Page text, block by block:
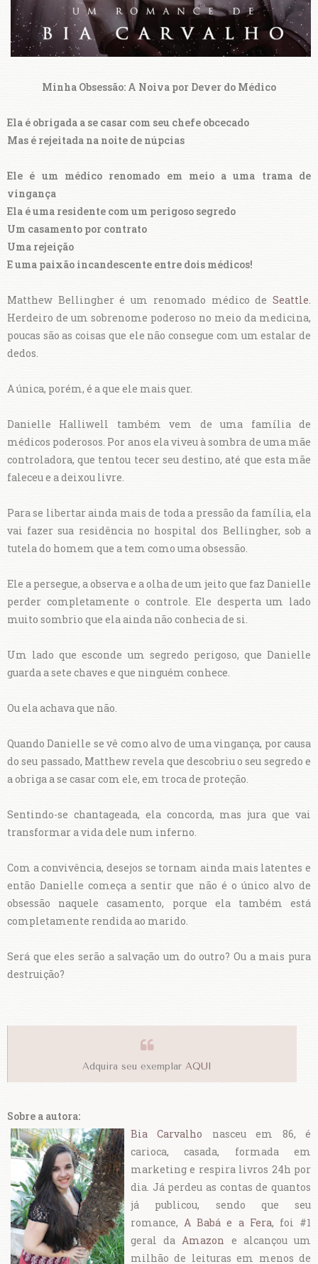
Minha Obsessão: A Noiva por Dever do Médico
Ela é obrigada a se casar com seu chefe obcecado
Mas é rejeitada na noite de núpcias
Ele é um médico renomado em meio a uma trama de
vingança
Ela é uma residente com um perigoso segredo
Um casamento por contrato
Uma rejeição
E uma paixão incandescente entre dois médicos!
Matthew Bellingher é um renomado médico de Seattle.
Herdeiro de um sobrenome poderoso no meio da medicina,
poucas são as coisas que ele não consegue com um estalar de
dedos.
A única, porém, é a que ele mais quer.
Danielle Halliwell também vem de uma família de
médicos poderosos. Por anos ela viveu à sombra de uma mãe
controladora, que tentou tecer seu destino, até que esta mãe
faleceu e a deixou livre.
Para se libertar ainda mais de toda a pressão da família, ela
vai fazer sua residência no hospital dos Bellingher, sob a
tutela do homem que a tem como uma obsessão.
Ele a persegue, a observa e a olha de um jeito que faz Danielle
perder completamente o controle. Ele desperta um lado
muito sombrio que ela ainda não conhecia de si.
Um lado que esconde um segredo perigoso, que Danielle
guarda a sete chaves e que ninguém conhece.
Ou ela achava que não.
Quando Danielle se vê como alvo de uma vingança, por causa
do seu passado, Matthew revela que descobriu o seu segredo e
a obriga a se casar com ele, em troca de proteção.
Sentindo-se chantageada, ela concorda, mas jura que vai
transformar a vida dele num inferno.
Com a convivência, desejos se tornam ainda mais latentes e
então Danielle começa a sentir que não é o único alvo de
obsessão naquele casamento, porque ela também está
completamente rendida ao marido.
Será que eles serão a salvação um do outro? Ou a mais pura
destruição?
Adquira seu exemplar AQUI
Sobre a autora:
Bia Carvalho nasceu em 86, é
carioca, casada, formada em
marketing e respira livros 24h por
dia. Já perdeu as contas de quantos
já publicou, sendo que seu
romance,A Babá e a Fera, foi #1
geral daAmazon e alcançou um
milhão de leituras em menos de